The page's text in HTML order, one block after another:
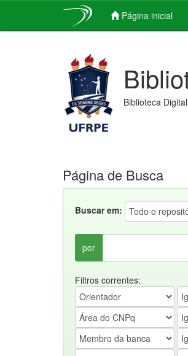
Página inicial
Biblioteca
Página de Busca
Buscar em:
por
Filtros correntes: